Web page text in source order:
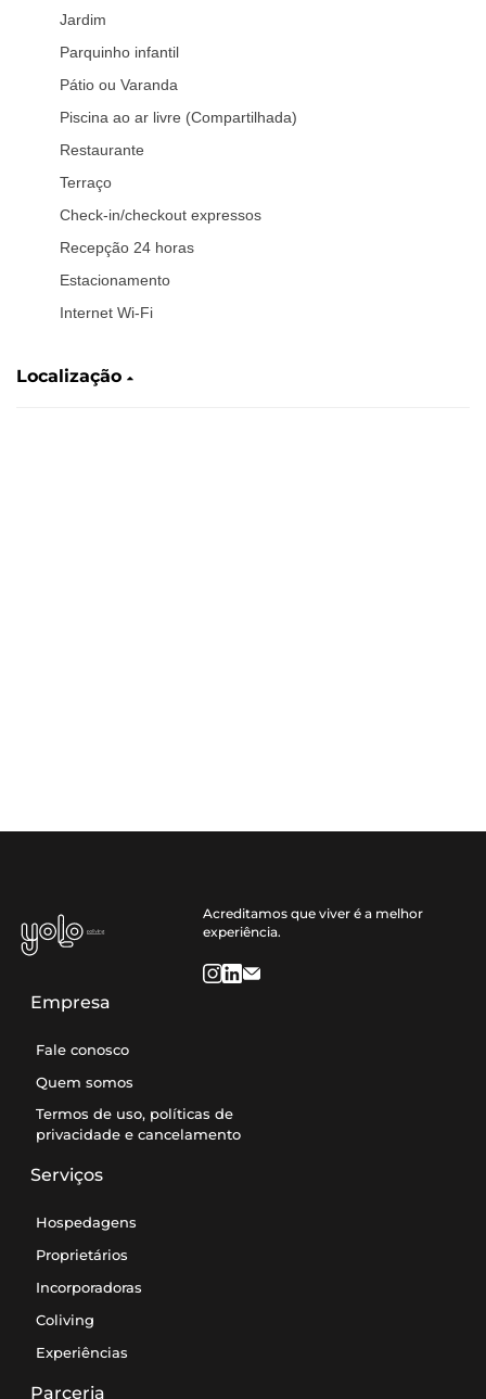
Jardim
Parquinho infantil
Pátio ou Varanda
Piscina ao ar livre (Compartilhada)
Restaurante
Terraço
Check-in/checkout expressos
Recepção 24 horas
Estacionamento
Internet Wi-Fi
Localização
Acreditamos que viver é a melhor
experiência.
Empresa
Fale conosco
Quem somos
Termos de uso, políticas de
privacidade e cancelamento
Serviços
Hospedagens
Proprietários
Incorporadoras
Coliving
Experiências
Parceria